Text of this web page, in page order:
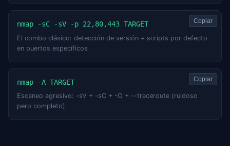
nmap -sC -sV -p 22,80,443 TARGET
El combo clásico: detección de versión + scripts por defecto
en puertos específicos
Copiar
nmap -A TARGET
Escaneo agresivo: -sV + -sC + -O + --traceroute (ruidoso
pero completo)
Copiar